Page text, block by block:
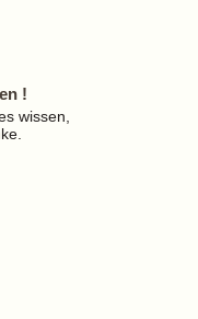
!
wissen,